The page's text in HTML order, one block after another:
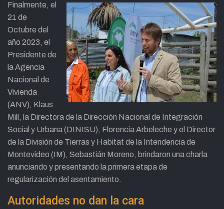
Finalmente, el
21 de
Octubre del
año 2023, el
Presidente de
la Agencia
Nacional de
Vivienda
(ANV), Klaus
Mill, la Directora de la Dirección Nacional de Integración
Social y Urbana (DINISU), Florencia Arbeleche y el Director
de la División de Tierras y Habitat de la Intendencia de
Montevideo (IM), Sebastián Moreno, brindaron una charla
anunciando y presentando la primera etapa de
regularización del asentamiento.
Autoridades no dan la cara